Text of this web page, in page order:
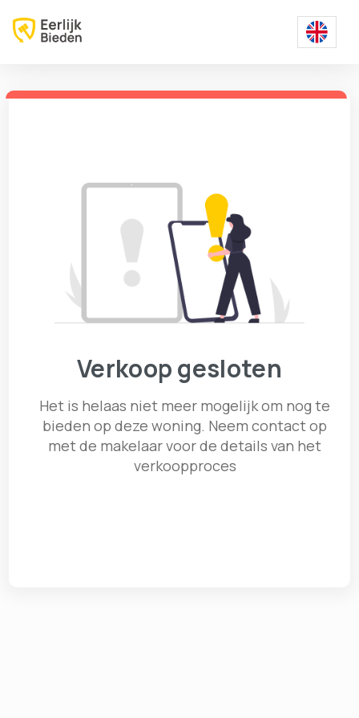
Verkoop gesloten
Het is helaas niet meer mogelijk om nog te
bieden op deze woning. Neem contact op
met de makelaar voor de details van het
verkoopproces